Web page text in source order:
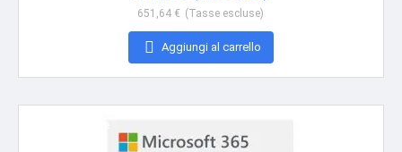
651,64 € (Tasse escluse)
 Aggiungi al carrello